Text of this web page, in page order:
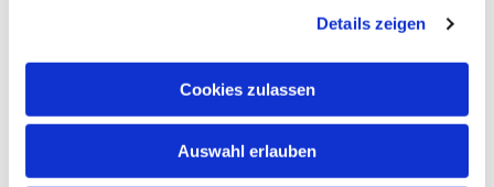
Details zeigen
Cookies zulassen
Auswahl erlauben
Gottesdienste